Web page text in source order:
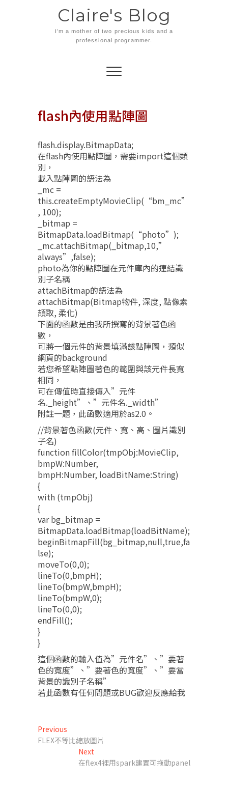
Claire's Blog
I'm a mother of two precious kids and a
professional programmer.
flash內使用點陣圖
flash.display.BitmapData;
在flash內使用點陣圖，需要import這個類
別，
載入點陣圖的語法為
_mc =
this.createEmptyMovieClip(“bm_mc”
, 100);
_bitmap =
BitmapData.loadBitmap(“photo”);
_mc.attachBitmap(_bitmap,10,”
always”,false);
photo為你的點陣圖在元件庫內的連結識
別子名稱
attachBitmap的語法為
attachBitmap(Bitmap物件, 深度, 點像素
頡取, 柔化)
下面的函數是由我所撰寫的背景著色函
數，
可將一個元件的背景填滿該點陣圖，類似
網頁的background
若您希望點陣圖著色的範圍與該元件長寬
相同，
可在傳值時直接傳入”元件
名._height”、”元件名._width”
附註一題，此函數適用於as2.0。
//背景著色函數(元件、寬、高、圖片識別
子名)
function fillColor(tmpObj:MovieClip,
bmpW:Number,
bmpH:Number, loadBitName:String)
{
with (tmpObj)
{
var bg_bitmap =
BitmapData.loadBitmap(loadBitName);
beginBitmapFill(bg_bitmap,null,true,fa
lse);
moveTo(0,0);
lineTo(0,bmpH);
lineTo(bmpW,bmpH);
lineTo(bmpW,0);
lineTo(0,0);
endFill();
}
}
這個函數的輸入值為”元件名”、”要著
色的寬度”、”要著色的寬度”、”要當
背景的識別子名稱”
若此函數有任何問題或BUG歡迎反應給我
文
章
Previous
post:
FLEX不等比縮放圖片
Next
post:
在flex4裡用spark建置可拖動panel